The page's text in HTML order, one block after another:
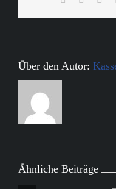
Über den Autor:
Ähnliche Beiträge